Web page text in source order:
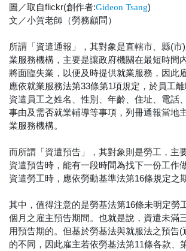
圖／取自flickr(創作者:Gideon Tsang)
文／小賀老師（勞務顧問）
所謂「資遣通報」，其對象是直轄市、縣(
業服務機構，主要是讓政府機關在最短時間
將面臨失業，以便及時提供就業服務，因此
應依就業服務法第33條第1項規定，於員工
資遣員工之姓名、性別、年齡、住址、電話
事由及需否就業輔導等事項，列冊通報當地
業服務機構。
而所謂「資遣預告」，其對象則是勞工，主
資遣預告時，能有一段時間為找下一份工作
資遣勞工時，應依勞動基準法第16條規定之
其中，值得注意的是勞基法第16條未明定勞
個月之雇主預告期間。也就是說，資遣未滿
用預告期的。但基於勞基法與就服法之預告(
的不同，因此雇主若依勞基法第11條各款、